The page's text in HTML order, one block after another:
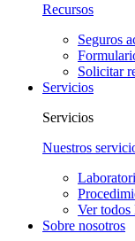
Recursos
Seguros
Solicitar
Servicios
Servicios
Nuestros
Ver todos
Sobre nosotros